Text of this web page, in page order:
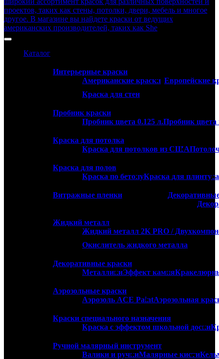
Каталог
Интерьерные краски
Американские краски Европейские
Краска для стен
Пробник краски
Пробник цвета 0.125 л.Пробник цвета
Краска для потолка
Краска для потолков из США
Краска для полов
Краска по бетонуКраска для плинтуса
Витражные пленки
Жидкий металл
Жидкий металл 2K PRO /
Окислитель жидкого металла
Декоративные краски
МеталликиЭффект камня
Аэрозольные краски
Аэрозоль ACE PaintАэрозольная
Краски специального назначения
Краска с эффектом школьной доски
Ручной малярный инструмент
Валики и ручкиМалярные кисти